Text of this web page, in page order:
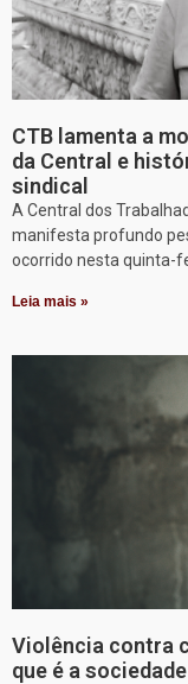
CTB lamenta a
da Central e
sindical
A Central dos
manifesta profundo
ocorrido nesta quinta-
Leia mais »
Violência contra
que é a